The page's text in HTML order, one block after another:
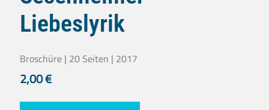
Liebeslyrik
Broschüre | 20 Seiten | 2017
2,00€